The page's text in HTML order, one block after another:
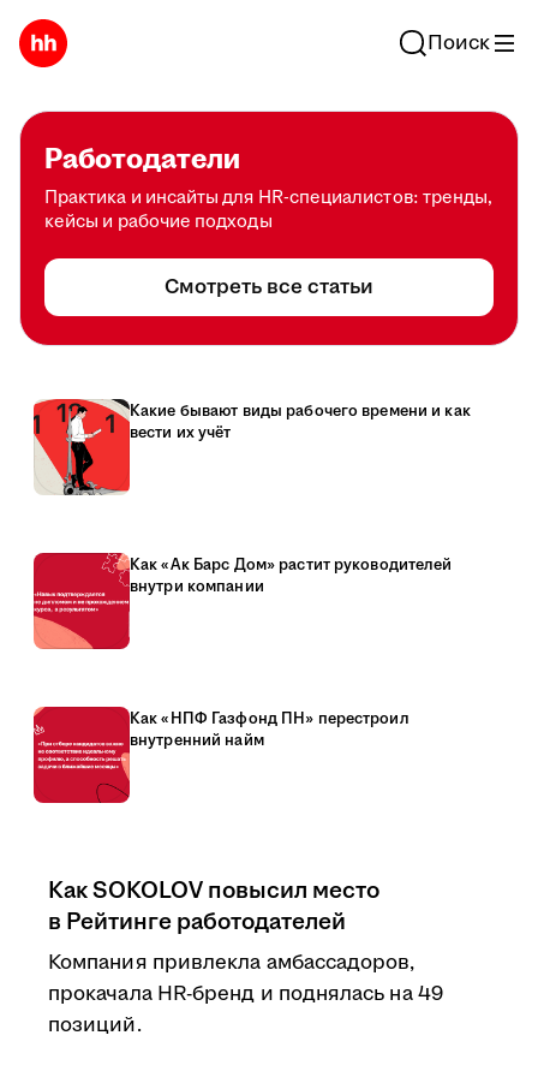
Поиск
Работодатели
Практика и инсайты для HR-специалистов: тренды,
кейсы и рабочие подходы
Смотреть все статьи
Какие бывают виды рабочего времени и как
вести их учёт
Как «Ак Барс Дом» растит руководителей
внутри компании
Как «НПФ Газфонд ПН» перестроил
внутренний найм
Как SOKOLOV повысил место
в Рейтинге работодателей
Компания привлекла амбассадоров,
прокачала HR-бренд и поднялась на 49
позиций.